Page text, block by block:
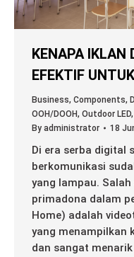
KENAPA IKLAN
EFEKTIF
Business, Components,
OOH/DOOH, Outdoor LED,
By administrator 18
Di era serba digital
berkomunikasi
yang lampau.
primadona dalam
Home) adalah
yang menampilkan
dan sangat